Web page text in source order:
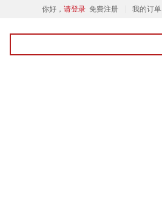
你好， 请登录 免费注册 我的订单